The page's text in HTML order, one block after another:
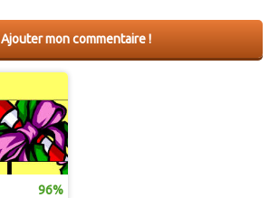
Ajouter mon commentaire !
96%